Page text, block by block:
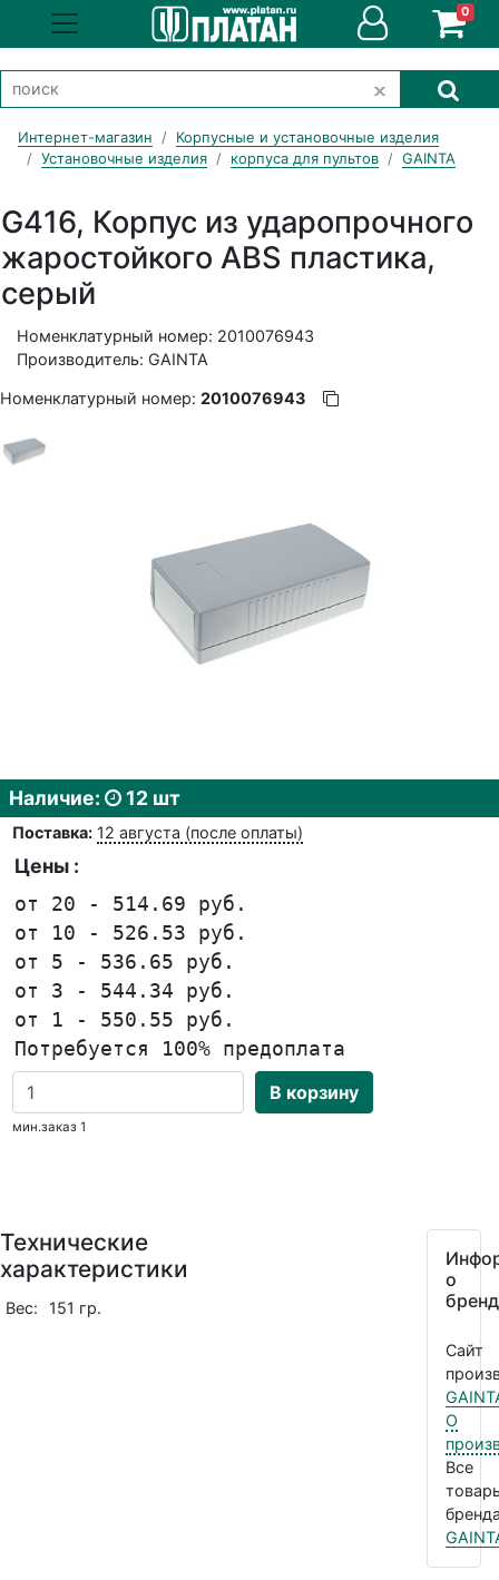
0
Интернет-магазин
Корпусные и установочные изделия
Установочные изделия
корпуса для пультов GAINTA
G416, Корпус из ударопрочного
жаростойкого ABS пластика,
серый
Номенклатурный номер: 2010076943
Производитель: GAINTA
Номенклатурный номер: 2010076943
Наличие: 12 шт
Поставка: 12 августа (после оплаты)
Цены :
от 20 - 514.69 руб.
от 10 - 526.53 руб.
от 5 - 536.65 руб.
от 3 - 544.34 руб.
от 1 - 550.55 руб.
Потребуется 100% предоплата
В корзину
мин.заказ 1
Технические
характеристики
Вес: 151 гр.
о
Сайт
О
Все